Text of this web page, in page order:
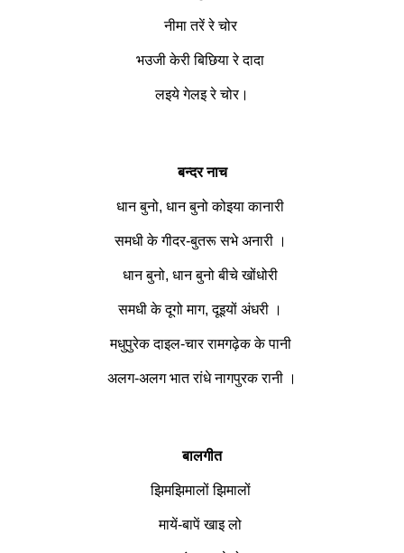
नीमा तरें रे चोर
भउजी केरी बिछिया रे दादा
लइये गेलइ रे चोर।
बन्दर नाच
धान बुनो, धान बुनो कोइया कानारी
समधी के गीदर-बुतरू सभे अनारी ।
धान बुनो, धान बुनो बीचे खोंधोरी
समधी के दूगो माग, दूइयों अंधरी ।
मधुपुरेक दाइल-चार रामगढ़ेक के पानी
अलग-अलग भात रांधे नागपुरक रानी ।
बालगीत
झिमझिमालों झिमालों
मायें-बापें खाइ लो